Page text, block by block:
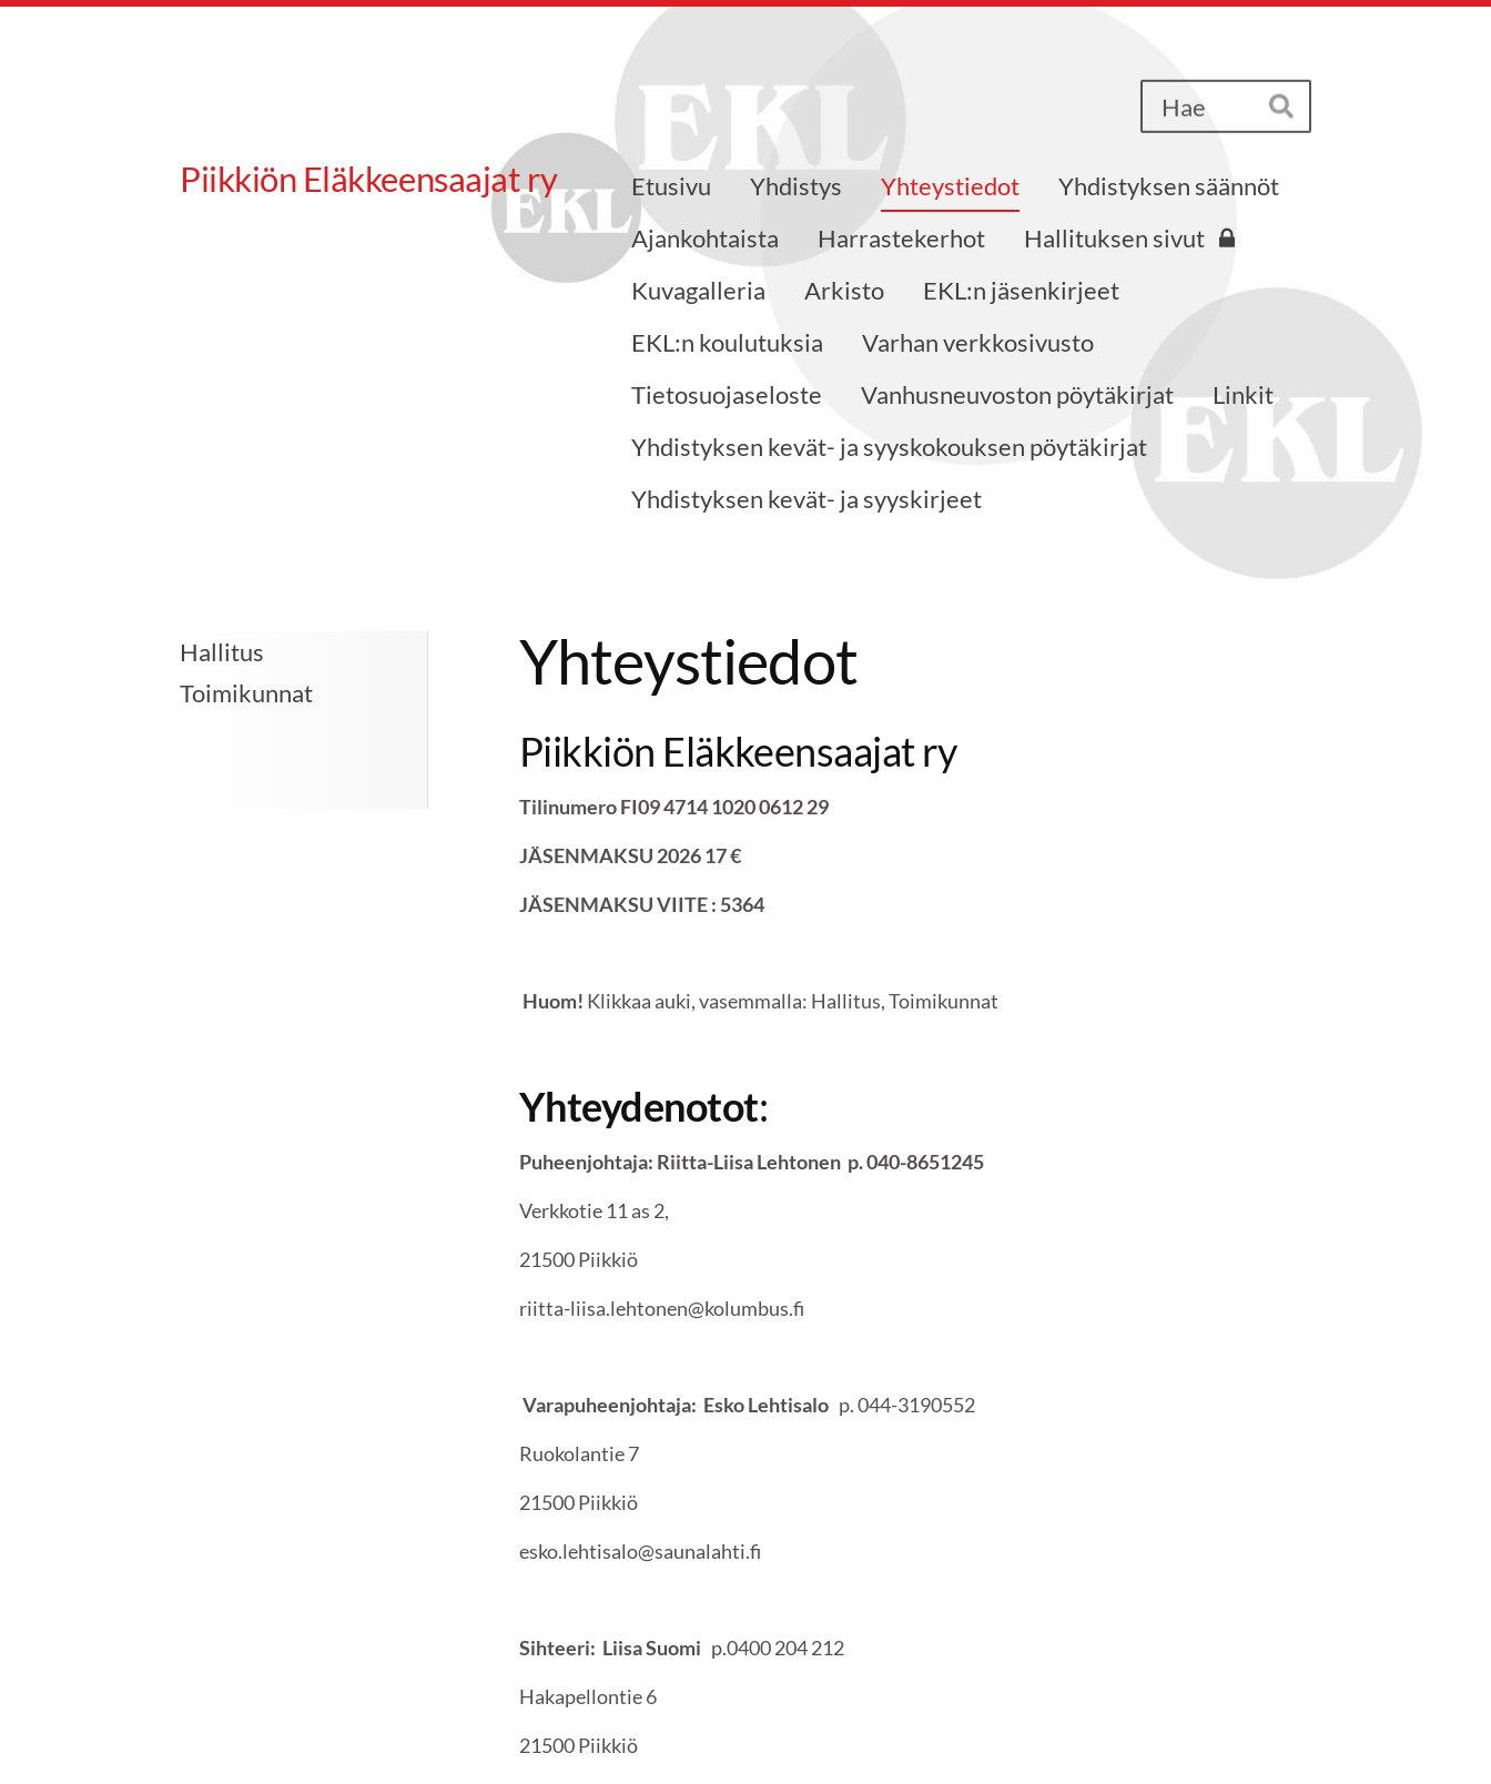
Hae
Piikkiön Eläkkeensaajat ry Etusivu Yhdistys Yhteystiedot
Yhdistyksen säännöt
Ajankohtaista
Harrastekerhot
Hallituksen sivut
Kuvagalleria
Arkisto
EKL:n jäsenkirjeet
EKL:n koulutuksia
Varhan verkkosivusto
Tietosuojaseloste
Vanhusneuvoston pöytäkirjat
Linkit
Yhdistyksen kevät- ja syyskokouksen pöytäkirjat
Yhdistyksen kevät- ja syyskirjeet
Hallitus
Toimikunnat
Yhteystiedot
Piikkiön Eläkkeensaajat ry
Tilinumero FI09 4714 1020 0612 29
JÄSENMAKSU 2026 17 €
JÄSENMAKSU VIITE : 5364
Huom! Klikkaa auki, vasemmalla: Hallitus, Toimikunnat
Yhteydenotot:
Puheenjohtaja: Riitta-Liisa Lehtonen p. 040-8651245
Verkkotie 11 as 2,
21500 Piikkiö
riitta-liisa.lehtonen@kolumbus.fi
Varapuheenjohtaja: Esko Lehtisalop. 044-3190552
Ruokolantie 7
21500 Piikkiö
esko.lehtisalo@saunalahti.fi
Sihteeri: Liisa Suomi p.0400 204 212
Hakapellontie 6
21500 Piikkiö